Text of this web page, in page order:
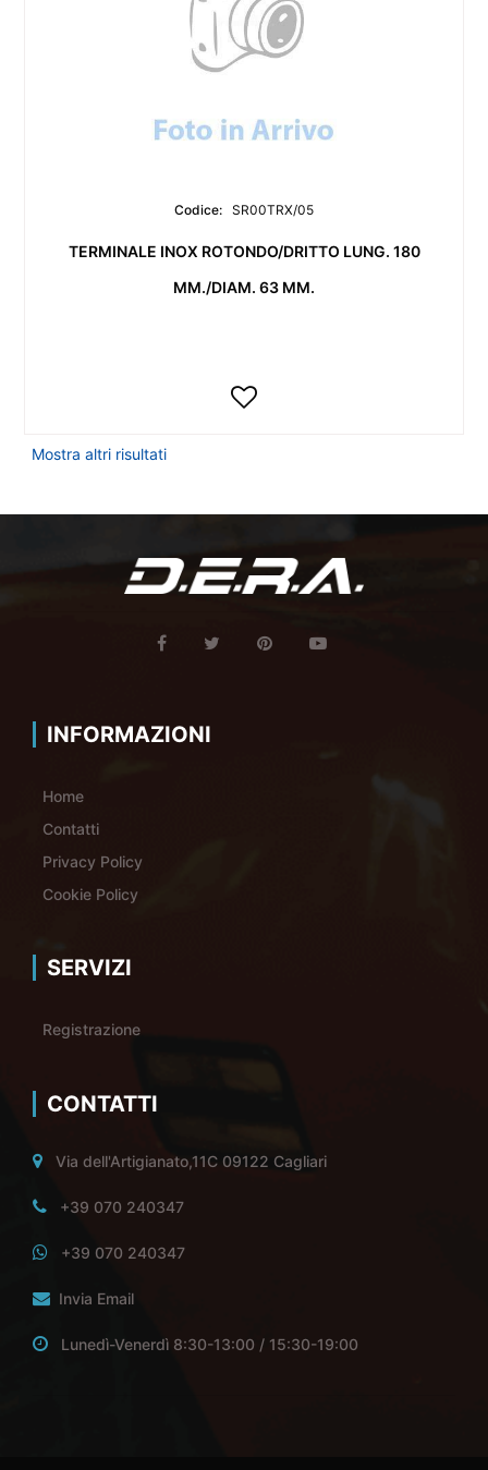
Codice: SR00TRX/05
TERMINALE INOX ROTONDO/DRITTO LUNG. 180
MM./DIAM. 63 MM.
Mostra altri risultati
INFORMAZIONI
Home
Contatti
Privacy Policy
Cookie Policy
SERVIZI
Registrazione
CONTATTI
Via dell'Artigianato,11C 09122 Cagliari
+39 070 240347
+39 070 240347
Invia Email
Lunedì-Venerdì 8:30-13:00 / 15:30-19:00